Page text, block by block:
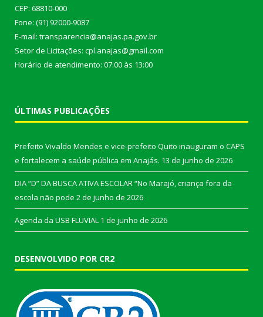
CEP: 68810-000
Fone: (91) 92000-9087
E-mail: transparencia@anajas.pa.gov.br
Setor de Licitações: cpl.anajas@gmail.com
Horário de atendimento: 07:00 às 13:00
ÚLTIMAS PUBLICAÇÕES
Prefeito Vivaldo Mendes e vice-prefeito Quito inauguram o CAPS
e fortalecem a saúde pública em Anajás. 13 de junho de 2026
DIA “D” DA BUSCA ATIVA ESCOLAR “No Marajó, criança fora da
escola não pode 2 de junho de 2026
Agenda da USB FLUVIAL 1 de junho de 2026
DESENVOLVIDO POR CR2